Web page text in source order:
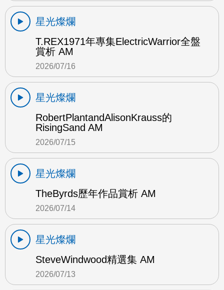
星光燦爛
T.REX1971年專集ElectricWarrior全盤
賞析 AM
2026/07/16
星光燦爛
RobertPlantandAlisonKrauss的
RisingSand AM
2026/07/15
星光燦爛
TheByrds歷年作品賞析 AM
2026/07/14
星光燦爛
SteveWindwood精選集 AM
2026/07/13